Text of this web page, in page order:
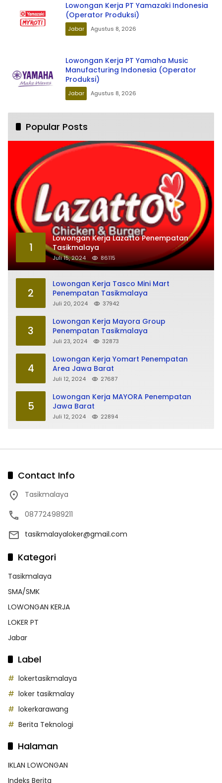
Lowongan Kerja PT Yamazaki Indonesia
(Operator Produksi)
Jabar Agustus 8, 2026
Lowongan Kerja PT Yamaha Music
Manufacturing Indonesia (Operator
Produksi)
Jabar Agustus 8, 2026
Popular Posts
1
Lowongan Kerja Lazatto Penempatan
Tasikmalaya
Juli 15, 2024 86115
2
Lowongan Kerja Tasco Mini Mart
Penempatan Tasikmalaya
Juli 20, 2024 37942
3
Lowongan Kerja Mayora Group
Penempatan Tasikmalaya
Juli 23, 2024 32873
4
Lowongan Kerja Yomart Penempatan
Area Jawa Barat
Juli 12, 2024 27687
5
Lowongan Kerja MAYORA Penempatan
Jawa Barat
Juli 12, 2024 22894
Contact Info
Tasikmalaya
087724989211
tasikmalayaloker@gmail.com
Kategori
Tasikmalaya
SMA/SMK
LOWONGAN KERJA
LOKER PT
Jabar
Label
lokertasikmalaya
loker tasikmalay
lokerkarawang
Berita Teknologi
Halaman
IKLAN LOWONGAN
Indeks Berita